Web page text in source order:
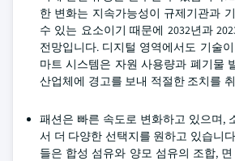
한 변화는 지속가능성이 규제기관과
수 있는 요소이기 때문에 2032년과
전망입니다. 디지털 영역에서도 기술
마트 시스템은 자원 사용량과 폐기물
산업체에 경고를 보내 적절한 조치를
패션은 빠른 속도로 변화하고 있으며,
서 더 다양한 선택지를 원하고 있습니
들은 합성 섬유와 양모 섬유의 조합,